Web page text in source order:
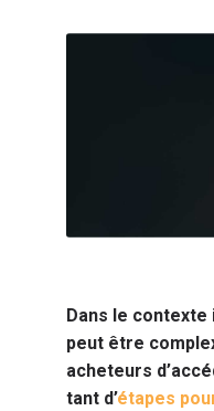
Dans le contexte
peut être
acheteurs
tant d’étapes